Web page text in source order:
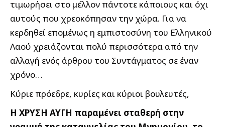
τιμωρήσει στο μέλλον πάντοτε κάποιους και όχι
αυτούς που χρεοκόπησαν την χώρα. Για να
κερδηθεί επομένως η εμπιστοσύνη του Ελληνικού
Λαού χρειάζονται πολύ περισσότερα από την
αλλαγή ενός άρθρου του Συντάγματος σε έναν
χρόνο…
Κύριε πρόεδρε, κυρίες και κύριοι βουλευτές,
Η ΧΡΥΣΗ ΑΥΓΗ παραμένει σταθερή στην